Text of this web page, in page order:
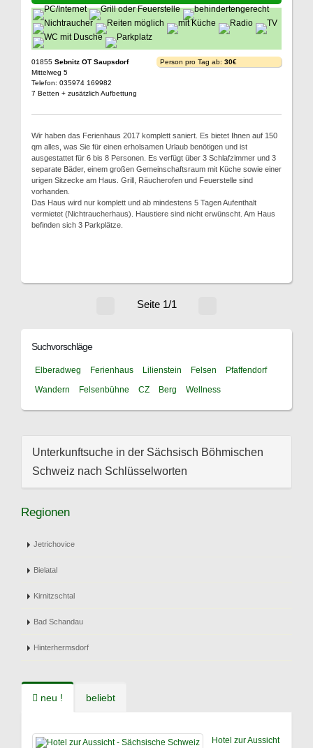
01855 Sebnitz OT Saupsdorf
Mittelweg 5
Telefon: 035974 169982
7 Betten + zusätzlich Aufbettung
Person pro Tag ab: 30€
Wir haben das Ferienhaus 2017 komplett saniert. Es bietet Ihnen auf 150
qm alles, was Sie für einen erholsamen Urlaub benötigen und ist
ausgestattet für 6 bis 8 Personen. Es verfügt über 3 Schlafzimmer und 3
separate Bäder, einem großen Gemeinschaftsraum mit Küche sowie einer
urigen Sitzecke am Haus. Grill, Räucherofen und Feuerstelle sind
vorhanden.
Das Haus wird nur komplett und ab mindestens 5 Tagen Aufenthalt
vermietet (Nichtraucherhaus). Haustiere sind nicht erwünscht. Am Haus
befinden sich 3 Parkplätze.
Seite 1/1
Suchvorschläge
Elberadweg Ferienhaus Lilienstein Felsen
Pfaffendorf
Wandern
Felsenbühne CZ Berg Wellness
Unterkunftsuche in der Sächsisch Böhmischen
Schweiz nach Schlüsselworten
Regionen
Jetrichovice
Bielatal
Kirnitzschtal
Bad Schandau
Hinterhermsdorf
neu ! beliebt
Hotel zur Aussicht